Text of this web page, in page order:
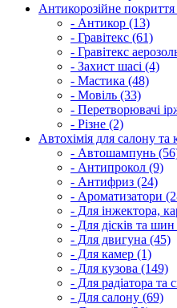
Антикорозійне
- Антикор (13)
- Гравітекс (61)
- Гравітекс
- Захист шасі (4)
- Мастика (48)
- Мовіль (33)
- Перетворювачі
- Різне (2)
Автохімія для салону та
- Автошампунь
- Антипрокол (9)
- Антифриз (24)
- Ароматизатори
- Для інжектора,
- Для дісків та
- Для двигуна (45)
- Для камер (1)
- Для кузова (149)
- Для радіатора та
- Для салону (69)